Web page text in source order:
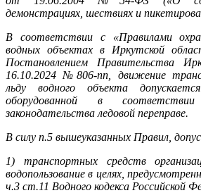
демонстрациях, шествиях и
В соответствии с «Правилами
водных объектах в Иркутской
Постановлением Правительства
16.10.2024 №806-пп, движение
льду водного объекта
оборудованной в
законодательства ледовой переправе.
В силу п.5 вышеуказанных Правил,
1) транспортных средств
водопользование в целях,
ч.3 ст.11 Водного кодекса Российской